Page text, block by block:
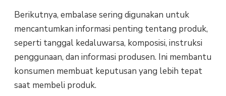
Berikutnya, embalase sering digunakan untuk
mencantumkan informasi penting tentang produk,
seperti tanggal kedaluwarsa, komposisi, instruksi
penggunaan, dan informasi produsen. Ini membantu
konsumen membuat keputusan yang lebih tepat
saat membeli produk.